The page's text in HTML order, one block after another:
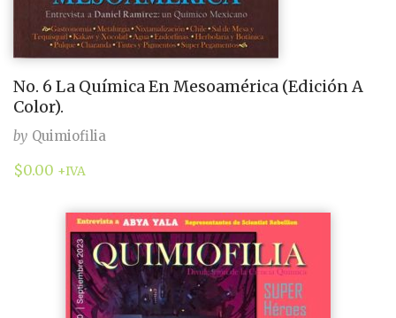
No. 6 La Química En Mesoamérica (Edición A
Color).
by Quimiofilia
$0.00 +IVA